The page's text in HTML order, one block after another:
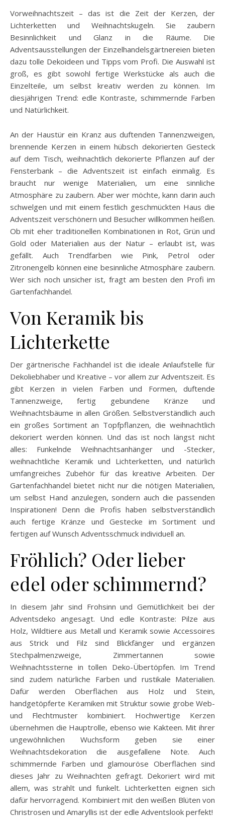
Vorweihnachtszeit – das ist die Zeit der Kerzen, der
Lichterketten und Weihnachtskugeln. Sie zaubern
Besinnlichkeit und Glanz in die Räume. Die
Adventsausstellungen der Einzelhandelsgärtnereien bieten
dazu tolle Dekoideen und Tipps vom Profi. Die Auswahl ist
groß, es gibt sowohl fertige Werkstücke als auch die
Einzelteile, um selbst kreativ werden zu können. Im
diesjährigen Trend: edle Kontraste, schimmernde Farben
und Natürlichkeit.
An der Haustür ein Kranz aus duftenden Tannenzweigen,
brennende Kerzen in einem hübsch dekorierten Gesteck
auf dem Tisch, weihnachtlich dekorierte Pflanzen auf der
Fensterbank – die Adventszeit ist einfach einmalig. Es
braucht nur wenige Materialien, um eine sinnliche
Atmosphäre zu zaubern. Aber wer möchte, kann darin auch
schwelgen und mit einem festlich geschmückten Haus die
Adventszeit verschönern und Besucher willkommen heißen.
Ob mit eher traditionellen Kombinationen in Rot, Grün und
Gold oder Materialien aus der Natur – erlaubt ist, was
gefällt. Auch Trendfarben wie Pink, Petrol oder
Zitronengelb können eine besinnliche Atmosphäre zaubern.
Wer sich noch unsicher ist, fragt am besten den Profi im
Gartenfachhandel.
Von Keramik bis
Lichterkette
Der gärtnerische Fachhandel ist die ideale Anlaufstelle für
Dekoliebhaber und Kreative – vor allem zur Adventszeit. Es
gibt Kerzen in vielen Farben und Formen, duftende
Tannenzweige, fertig gebundene Kränze und
Weihnachtsbäume in allen Größen. Selbstverständlich auch
ein großes Sortiment an Topfpflanzen, die weihnachtlich
dekoriert werden können. Und das ist noch längst nicht
alles: Funkelnde Weihnachtsanhänger und -Stecker,
weihnachtliche Keramik und Lichterketten, und natürlich
umfangreiches Zubehör für das kreative Arbeiten. Der
Gartenfachhandel bietet nicht nur die nötigen Materialien,
um selbst Hand anzulegen, sondern auch die passenden
Inspirationen! Denn die Profis haben selbstverständlich
auch fertige Kränze und Gestecke im Sortiment und
fertigen auf Wunsch Adventsschmuck individuell an.
Fröhlich? Oder lieber
edel oder schimmernd?
In diesem Jahr sind Frohsinn und Gemütlichkeit bei der
Adventsdeko angesagt. Und edle Kontraste: Pilze aus
Holz, Wildtiere aus Metall und Keramik sowie Accessoires
aus Strick und Filz sind Blickfänger und ergänzen
Stechpalmenzweige, Zimmertannen sowie
Weihnachtssterne in tollen Deko-Übertöpfen. Im Trend
sind zudem natürliche Farben und rustikale Materialien.
Dafür werden Oberflächen aus Holz und Stein,
handgetöpferte Keramiken mit Struktur sowie grobe Web-
und Flechtmuster kombiniert. Hochwertige Kerzen
übernehmen die Hauptrolle, ebenso wie Kakteen. Mit ihrer
ungewöhnlichen Wuchsform geben sie einer
Weihnachtsdekoration die ausgefallene Note. Auch
schimmernde Farben und glamouröse Oberflächen sind
dieses Jahr zu Weihnachten gefragt. Dekoriert wird mit
allem, was strahlt und funkelt. Lichterketten eignen sich
dafür hervorragend. Kombiniert mit den weißen Blüten von
Christrosen und Amaryllis ist der edle Adventslook perfekt!